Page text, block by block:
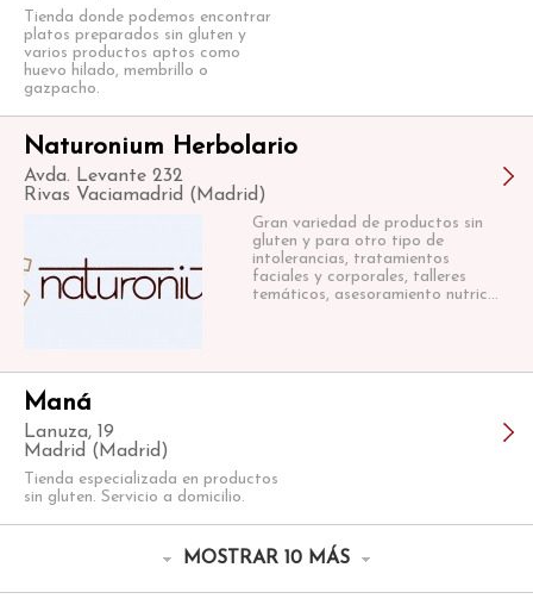
Tienda donde podemos encontrar
platos preparados sin gluten y
varios productos aptos como
huevo hilado, membrillo o
gazpacho.
Naturonium Herbolario
Avda. Levante 232
Rivas Vaciamadrid (Madrid)
Gran variedad de productos sin
gluten y para otro tipo de
intolerancias, tratamientos
faciales y corporales, talleres
temáticos, asesoramiento nutric...
Maná
Lanuza, 19
Madrid (Madrid)
Tienda especializada en productos
sin gluten. Servicio a domicilio.
MOSTRAR 10 MÁS